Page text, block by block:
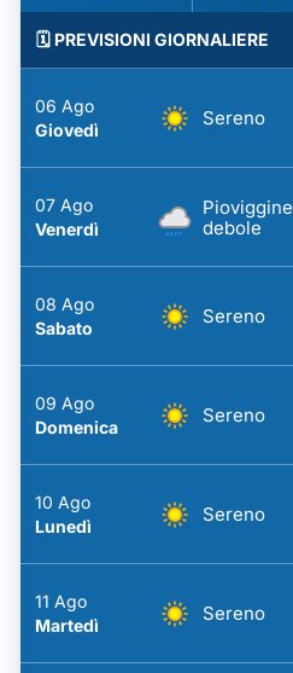
🗓️ PREVISIONI GIORNALIERE
06 Ago
Giovedì
Sereno
07 Ago
Venerdì
Pioviggine
debole
08 Ago
Sabato
Sereno
09 Ago
Domenica
Sereno
10 Ago
Lunedì
Sereno
11 Ago
Martedì
Sereno